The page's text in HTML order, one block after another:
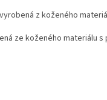
z koženého
ze koženého materiálu